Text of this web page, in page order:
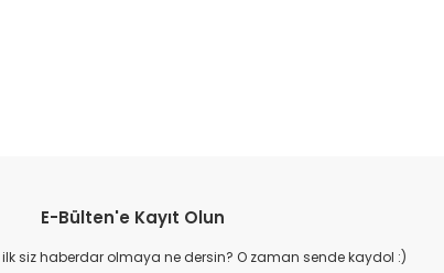
görüntülenemiyor.
bulunuyor.
E-Bülten'e Kayıt Olun
siz haberdar olmaya ne dersin? O zaman sende kaydol :)